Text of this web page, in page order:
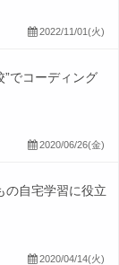
2022/11/01(火)
”でコーディング
2020/06/26(金)
の自宅学習に役立
2020/04/14(火)